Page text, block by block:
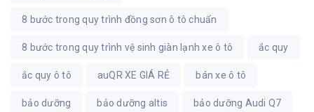
8 bước trong quy trình đồng sơn ô tô chuẩn
8 bước trong quy trình vệ sinh giàn lạnh xe ô tô ắc quy
ắc quy ô tô auQR XE GIÁ RẺ bán xe ô tô
bảo dưỡng bảo dưỡng altis bảo dưỡng Audi Q7